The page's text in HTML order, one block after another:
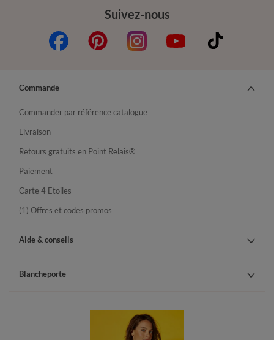
Suivez-nous
Commande
Commander par référence catalogue
Livraison
Retours gratuits en Point Relais®
Paiement
Carte 4 Etoiles
(1) Offres et codes promos
Aide & conseils
Blancheporte